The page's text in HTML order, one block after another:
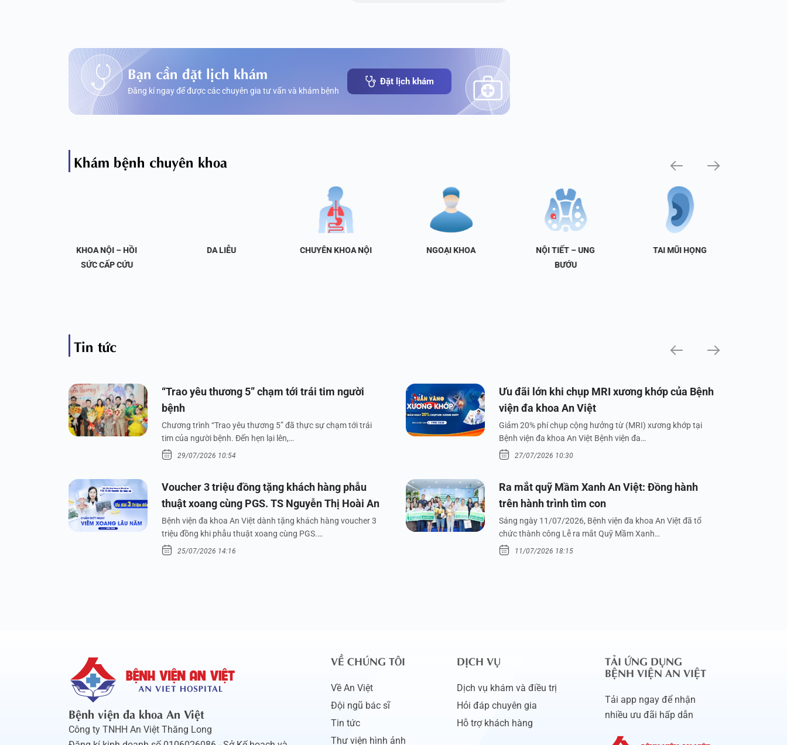
Bạn cần đặt lịch khám
Đăng kí ngay để được các chuyên gia tư vấn và khám bệnh
Đặt lịch khám
Khám bệnh chuyên khoa
KHOA NỘI – HỒI
SỨC CẤP CỨU
DA LIỄU CHUYÊN KHOA NỘI NGOẠI KHOA
NỘI TIẾT – UNG
BƯỚU
TAI MŨI HỌNG
Tin tức
“Trao yêu thương 5” chạm tới trái tim người
bệnh
Chương trình “Trao yêu thương 5” đã thực sự chạm tới trái
tim của người bệnh. Đến hẹn lại lên,…
29/07/2026 10:54
Ưu đãi lớn khi chụp MRI xương khớp của Bệnh
viện đa khoa An Việt
Giảm 20% phí chụp cộng hưởng từ (MRI) xương khớp tại
Bệnh viện đa khoa An Việt Bệnh viện đa…
27/07/2026 10:30
Voucher 3 triệu đồng tặng khách hàng phẫu
thuật xoang cùng PGS. TS Nguyễn Thị Hoài An
Bệnh viện đa khoa An Việt dành tặng khách hàng voucher 3
triệu đồng khi phẫu thuật xoang cùng PGS.…
25/07/2026 14:16
Ra mắt quỹ Mầm Xanh An Việt: Đồng hành
trên hành trình tìm con
Sáng ngày 11/07/2026, Bệnh viện đa khoa An Việt đã tổ
chức thành công Lễ ra mắt Quỹ Mầm Xanh…
11/07/2026 18:15
Bệnh viện đa khoa An Việt
Công ty TNHH An Việt Thăng Long
VỀ CHÚNG TÔI
Về An Việt
Đội ngũ bác sĩ
Tin tức
Thư viện hình ảnh
DỊCH VỤ
Dịch vụ khám và điều trị
Hỏi đáp chuyên gia
Hỗ trợ khách hàng
TẢI ỨNG DỤNG
BỆNH VIỆN AN VIỆT
Tải app ngay để nhận
nhiều ưu đãi hấp dẫn